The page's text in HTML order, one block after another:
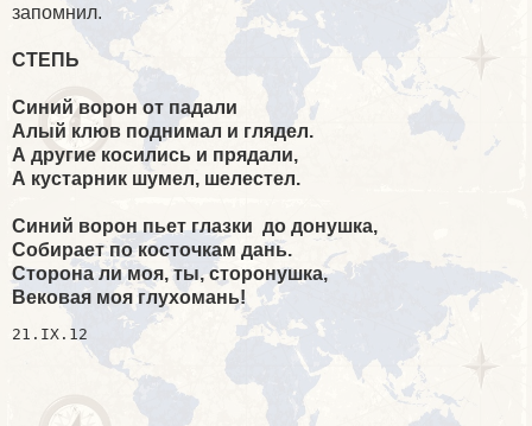
запомнил.
СТЕПЬ
Синий ворон от падали
Алый клюв поднимал и глядел.
А другие косились и прядали,
А кустарник шумел, шелестел.
Синий ворон пьет глазки до донушка,
Собирает по косточкам дань.
Сторона ли моя, ты, сторонушка,
Вековая моя глухомань!
21.IX.12